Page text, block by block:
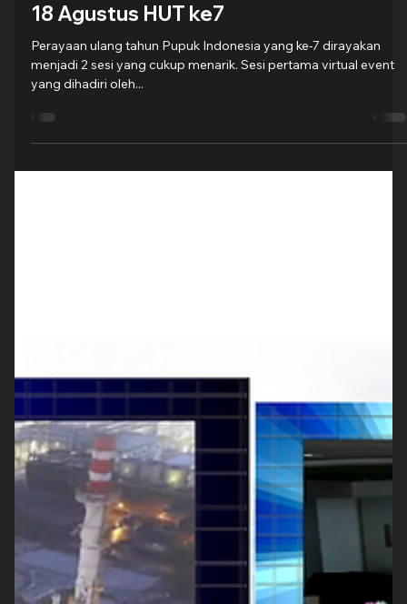
Pupuk Indonesia Energi Virtual Event
18 Agustus HUT ke7
Perayaan ulang tahun Pupuk Indonesia yang ke-7 dirayakan
menjadi 2 sesi yang cukup menarik. Sesi pertama virtual event
yang dihadiri oleh...